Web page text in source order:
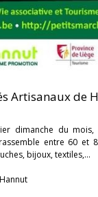
Artisanaux de
dimanche du mois,
entre 60 et
bijoux, textiles,...